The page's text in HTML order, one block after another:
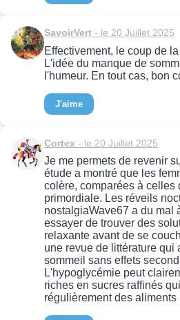
SavoirVert - le 20 Juillet 2025
Effectivement, le coup de
L'idée du manque de
l'humeur. En tout cas, bon
J'aime
Cortex - le 20 Juillet 2025
Je me permets de revenir
étude a montré que les
colère, comparées à celles
primordiale. Les réveils
nostalgiaWave67 a du mal
essayer de trouver des
relaxante avant de se
une revue de littérature
sommeil sans effets
L'hypoglycémie peut
riches en sucres raffinés
régulièrement des